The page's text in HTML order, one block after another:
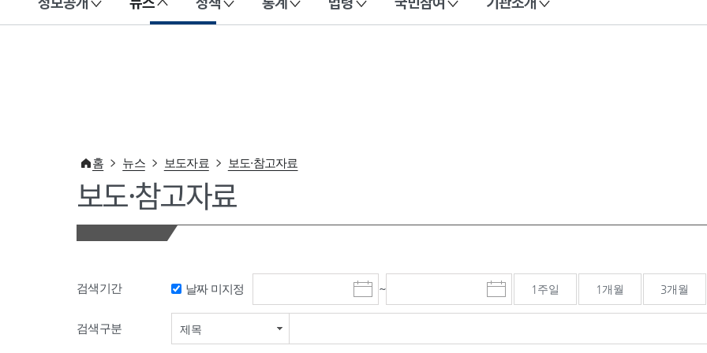
이 누리집은 대한민국 공식 전자정부 누리집입니다.
홈 뉴스 보도자료 보도·참고자료
보도·참고자료
검색기간 날짜 미지정
시
작
~
종
료
1주일 1개월 3개월
검색구분 제목